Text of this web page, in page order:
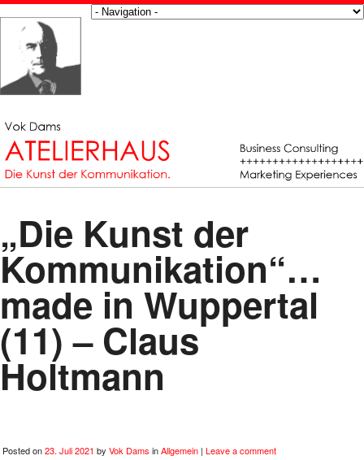
„Die Kunst der
Kommunikation“…
made in Wuppertal
(11) – Claus
Holtmann
Posted on23. Juli 2021 by Vok Dams inAllgemein | Leave a comment